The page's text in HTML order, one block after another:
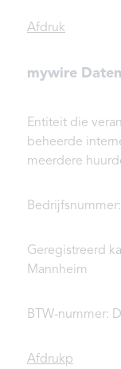
Afdruk
mywire
Entiteit die
beheerde
meerdere
Geregistreerd
Mannheim
BTW-nummer:
Afdrukp